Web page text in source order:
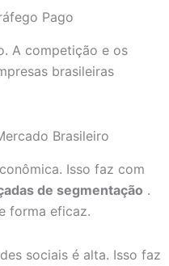
Pago
A competição e os
brasileiras
Brasileiro
Isso faz com
de segmentação .
forma eficaz.
sociais é alta. Isso faz